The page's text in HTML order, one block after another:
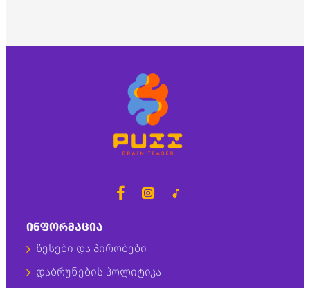
ᲘᲜᲤᲝᲠᲛᲐᲪᲘᲐ
წესები და პირობები
დაბრუნების პოლიტიკა